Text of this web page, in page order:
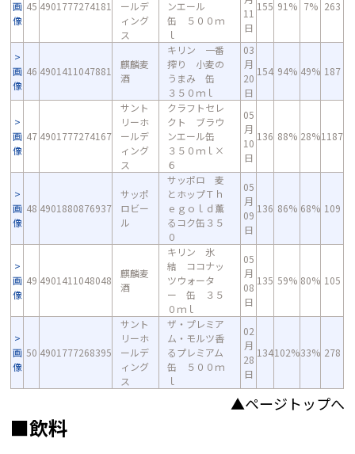
画
像
45 4901777274181
ールデ
ィング
ス
ンエール
缶 ５００ｍ
ｌ
11
日
155 91% 7% 263
画
像
46 4901411047881
麒麟麦
酒
キリン 一番
搾り 小麦の
うまみ 缶
３５０ｍｌ
03
月
20
日
154 94% 49% 187
画
像
47 4901777274167
サント
リーホ
ールデ
ィング
ス
クラフトセレ
クト ブラウ
ンエール缶
３５０ｍｌ×
６
05
月
10
日
136 88% 28%1187
画
像
48 4901880876937
サッポ
ロビー
ル
サッポロ 麦
とホップＴｈ
ｅｇｏｌｄ薫
るコク缶３５
０
05
月
09
日
136 86% 68% 109
画
像
49 4901411048048
麒麟麦
酒
キリン 氷
結 ココナッ
ツウォータ
ー 缶 ３５
０ｍｌ
05
月
08
日
135 59% 80% 105
画
像
50 4901777268395
サント
リーホ
ールデ
ィング
ス
ザ・プレミア
ム・モルツ香
るプレミアム
缶 ５００ｍ
ｌ
02
月
28
日
134102%33% 278
▲ページトップへ
■飲料